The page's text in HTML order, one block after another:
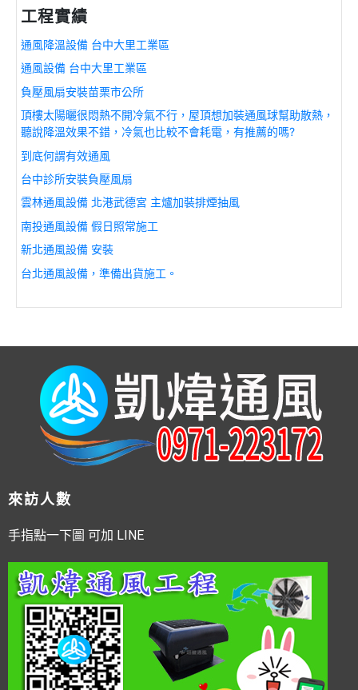
工程實績
通風降溫設備 台中大里工業區
通風設備 台中大里工業區
負壓風扇安裝苗栗市公所
頂樓太陽曬很悶熱不開冷氣不行，屋頂想加裝通風球幫助散熱，
聽說降溫效果不錯，冷氣也比較不會耗電，有推薦的嗎?
到底何謂有效通風
台中診所安裝負壓風扇
雲林通風設備 北港武德宮 主爐加裝排煙抽風
南投通風設備 假日照常施工
新北通風設備 安裝
台北通風設備，準備出貨施工。
來訪人數
手指點一下圖 可加 LINE